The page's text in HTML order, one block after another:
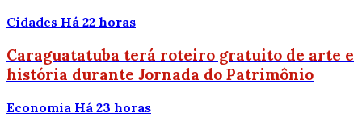
Cidades Há 22 horas
Caraguatatuba terá roteiro gratuito de arte e
história durante Jornada do Patrimônio
Economia Há 23 horas